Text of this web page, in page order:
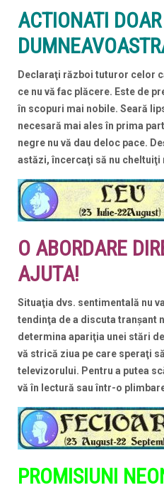
ACTIONATI
Declaraţi război tuturor celor
ce nu vă fac plăcere. Este de
în scopuri mai nobile. Seară
necesară mai ales în prima
negre nu vă dau deloc pace.
astăzi, încercaţi să nu cheltuiţi
O ABORDARE
AJUTA!
Situaţia dvs. sentimentală nu
tendinţa de a discuta tranşant
determina apariţia unei stări
vă strică ziua pe care speraţi
televizorului. Pentru a putea
vă în lectură sau într-o
PROMISIUNI